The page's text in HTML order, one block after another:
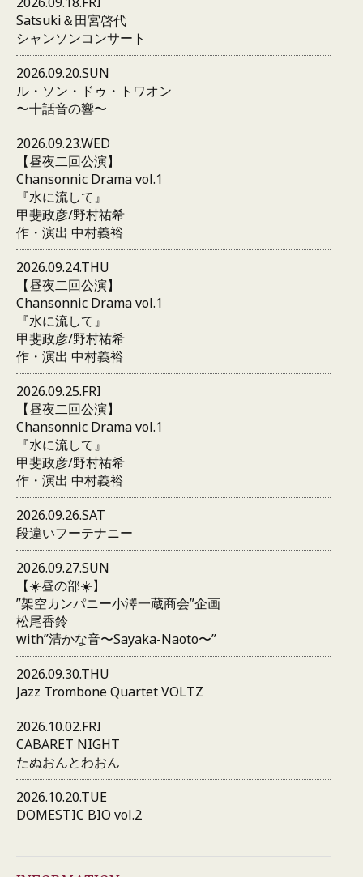
Satsuki＆田宮啓代
シャンソンコンサート
2026.09.20.SUN
ル・ソン・ドゥ・トワオン
〜十話音の響〜
2026.09.23.WED
【昼夜二回公演】
Chansonnic Drama vol.1
『水に流して』
甲斐政彦/野村祐希
作・演出 中村義裕
2026.09.24.THU
【昼夜二回公演】
Chansonnic Drama vol.1
『水に流して』
甲斐政彦/野村祐希
作・演出 中村義裕
2026.09.25.FRI
【昼夜二回公演】
Chansonnic Drama vol.1
『水に流して』
甲斐政彦/野村祐希
作・演出 中村義裕
2026.09.26.SAT
段違いフーテナニー
2026.09.27.SUN
【☀️昼の部☀️】
”架空カンパニー小澤一蔵商会”企画
松尾香鈴
with”清かな音〜Sayaka-Naoto〜”
2026.09.30.THU
Jazz Trombone Quartet VOLTZ
2026.10.02.FRI
CABARET NIGHT
たぬおんとわおん
2026.10.20.TUE
DOMESTIC BIO vol.2